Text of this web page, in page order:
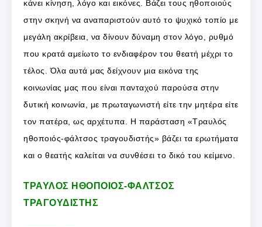
κάνει κίνηση, λόγο και εικόνες. Βάζει τους ηθοποιούς
στην σκηνή να αναπαριστούν αυτό το ψυχικό τοπίο με
μεγάλη ακρίβεια, να δίνουν δύναμη στον λόγο, ρυθμό
που κρατά αμείωτο το ενδιαφέρον του θεατή μέχρι το
τέλος. Όλα αυτά μας δείχνουν μια εικόνα της
κοινωνίας μας που είναι πανταχού παρούσα στην
δυτική κοινωνία, με πρωταγωνιστή είτε την μητέρα είτε
τον πατέρα, ως αρχέτυπα. Η παράσταση «Τραυλός
ηθοποιός-φάλτσος τραγουδιστής» βάζει τα ερωτήματα
και ο θεατής καλείται να συνθέσει το δικό του κείμενο.
ΤΡΑΥΛΟΣ ΗΘΟΠΟΙΟΣ-ΦΑΛΤΣΟΣ
ΤΡΑΓΟΥΔΙΣΤΗΣ